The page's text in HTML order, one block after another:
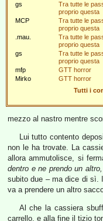
gs
Tra tutte le
proprio questa
MCP
Tra tutte le
proprio questa
.mau.
Tra tutte le
proprio questa
gs
Tra tutte le
proprio questa
mfp
GTT horror
Mirko
GTT horror
Tutti i
mezzo al nastro mentre
Lui tutto contento
non le ha trovate. La
allora ammutolisce, si
dentro e ne prendo un
subito due – ma dice di sì.
va a prendere un altro
Al che la cassiera
carrello, e alla fine il tizio